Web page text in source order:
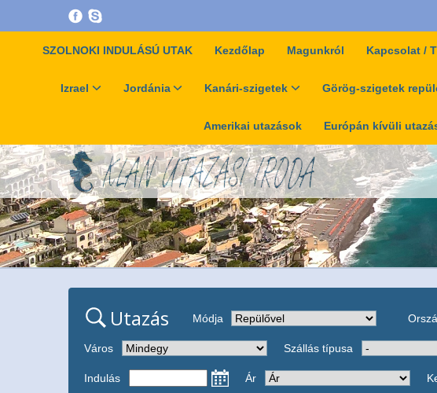
SZOLNOKI INDULÁSÚ UTAK Kezdőlap Magunkról Kapcsolat /
Izrael Jordánia Kanári-szigetek Görög-szigetek
Amerikai utazások Európán kívüli
Utazás Módja
Város Szállás típusa
Indulás Ár